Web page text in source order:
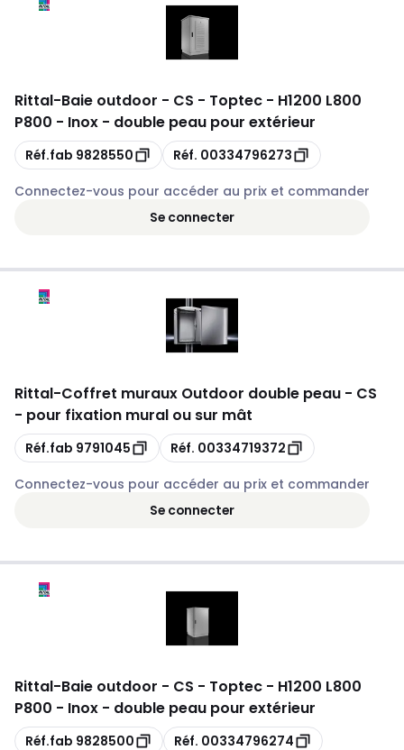
Rittal-Baie outdoor - CS - Toptec - H1200 L800
P800 - Inox - double peau pour extérieur
Copie
Réf.fab 9828550 Copie
Réf. 00334796273
Connectez-vous pour accéder au prix et commander
Se connecter
Rittal-Coffret muraux Outdoor double peau - CS
- pour fixation mural ou sur mât
Copie
Réf.fab 9791045 Copie
Réf. 00334719372
Connectez-vous pour accéder au prix et commander
Se connecter
Rittal-Baie outdoor - CS - Toptec - H1200 L800
P800 - Inox - double peau pour extérieur
Copie
Réf.fab 9828500 Copie
Réf. 00334796274